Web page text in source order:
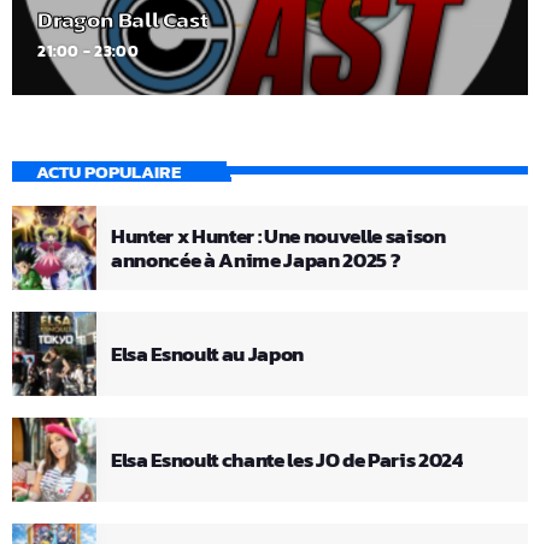
Dragon Ball Cast
21:00 - 23:00
ACTU POPULAIRE
Hunter x Hunter : Une nouvelle saison
annoncée à Anime Japan 2025 ?
Elsa Esnoult au Japon
Elsa Esnoult chante les JO de Paris 2024